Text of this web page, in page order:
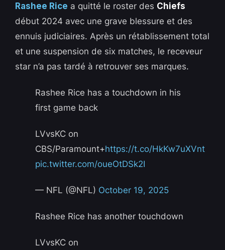
Rashee Rice a quitté le roster des Chiefs
début 2024 avec une grave blessure et des
ennuis judiciaires. Après un rétablissement total
et une suspension de six matches, le receveur
star n’a pas tardé à retrouver ses marques.
Rashee Rice has a touchdown in his
first game back
LVvsKC on
CBS/Paramount+https://t.co/HkKw7uXVnt
pic.twitter.com/oueOtDSk2I
— NFL (@NFL) October 19, 2025
Rashee Rice has another touchdown
LVvsKC on